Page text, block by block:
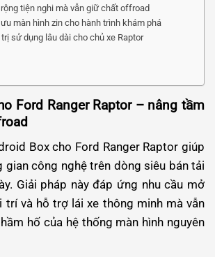
tiện nghi mà vẫn giữ chất offroad
màn hình zin cho hành trình khám phá
trị sử dụng lâu dài cho chủ xe Raptor
Ford Ranger Raptor – nâng tầm
Box cho Ford Ranger Raptor giúp
gian công nghệ trên dòng siêu bán tải
Giải pháp này đáp ứng nhu cầu mở
trí và hỗ trợ lái xe thông minh mà vẫn
hố của hệ thống màn hình nguyên